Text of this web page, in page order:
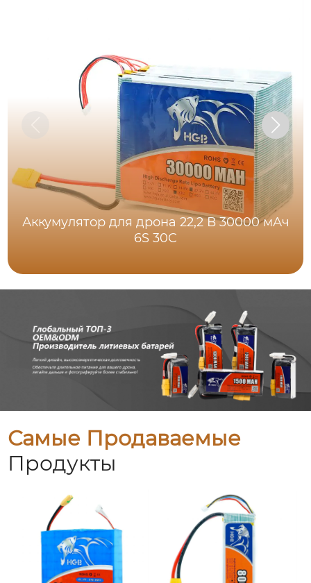
Аккумулятор для дрона 22,2 В 30000 мАч
6S 30C
Самые Продаваемые
Продукты